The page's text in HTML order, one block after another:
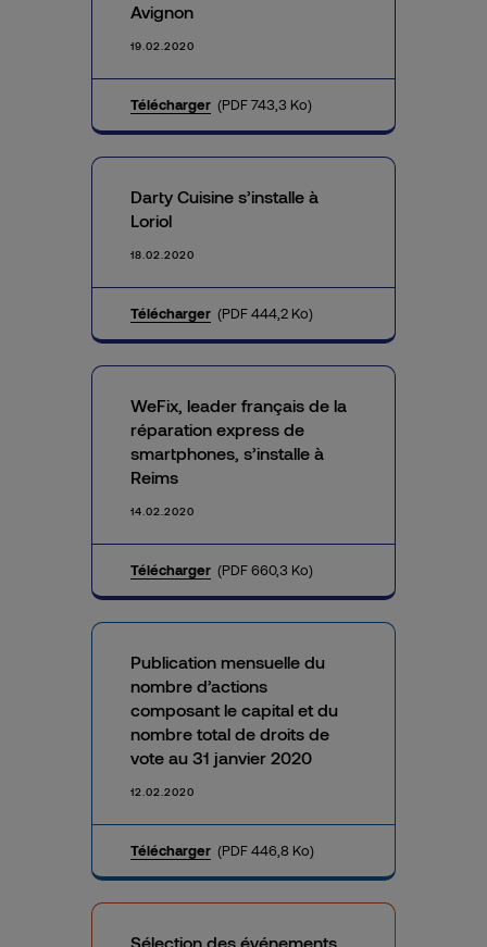
Avignon
19.02.2020
Télécharger (PDF 743,3 Ko)
Darty Cuisine s’installe à
Loriol
18.02.2020
Télécharger (PDF 444,2 Ko)
WeFix, leader français de la
réparation express de
smartphones, s’installe à
Reims
14.02.2020
Télécharger (PDF 660,3 Ko)
Publication mensuelle du
nombre d’actions
composant le capital et du
nombre total de droits de
vote au 31 janvier 2020
12.02.2020
Télécharger (PDF 446,8 Ko)
Sélection des événements